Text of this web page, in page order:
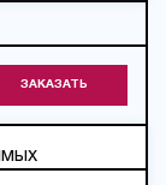
ЗАКАЗАТЬ